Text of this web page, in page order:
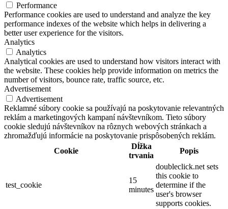
Performance
Performance cookies are used to understand and analyze the key
performance indexes of the website which helps in delivering a
better user experience for the visitors.
Analytics
Analytics
Analytical cookies are used to understand how visitors interact with
the website. These cookies help provide information on metrics the
number of visitors, bounce rate, traffic source, etc.
Advertisement
Advertisement
Reklamné súbory cookie sa používajú na poskytovanie relevantných
reklám a marketingových kampaní návštevníkom. Tieto súbory
cookie sledujú návštevníkov na rôznych webových stránkach a
zhromažďujú informácie na poskytovanie prispôsobených reklám.
Cookie
Dĺžka
trvania
Popis
test_cookie
15
minutes
doubleclick.net sets
this cookie to
determine if the
user's browser
supports cookies.